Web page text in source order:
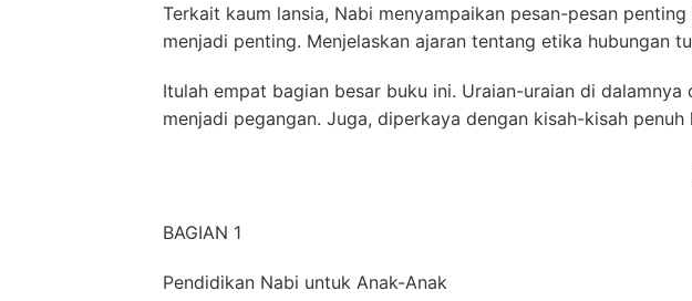
Terkait kaum lansia, Nabi menyampaikan pesan-pesan
menjadi penting. Menjelaskan ajaran tentang etika hubungan
Itulah empat bagian besar buku ini. Uraian-uraian di
menjadi pegangan. Juga, diperkaya dengan kisah-kisah
BAGIAN 1
Pendidikan Nabi untuk Anak-Anak